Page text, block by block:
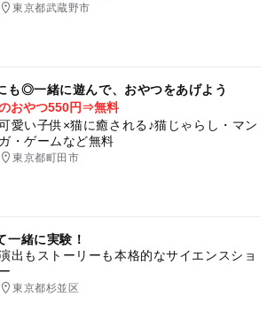
東京都武蔵野市
も◎一緒に遊んで、おやつをあげよう
おやつ550円⇒無料
愛い子供×猫に癒される♪猫じゃらし・マン
ガ・ゲームなど無料
東京都町田市
一緒に実験！
出もストーリーも本格的なサイエンスショ
ー
東京都杉並区